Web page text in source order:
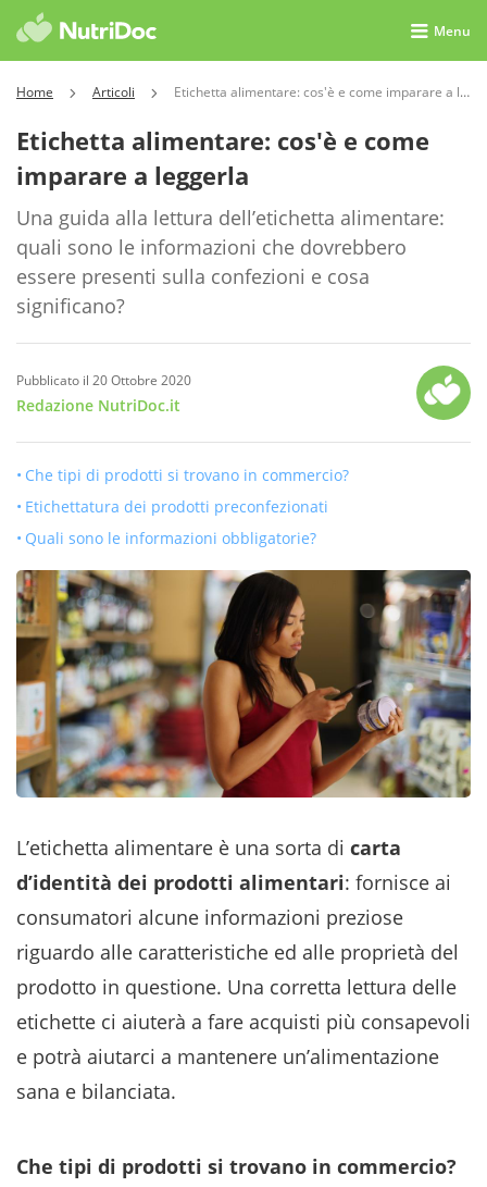
Menu
Home Articoli Etichetta alimentare: cos'è e come imparare a leggerla
Etichetta alimentare: cos'è e come
imparare a leggerla
Una guida alla lettura dell’etichetta alimentare:
quali sono le informazioni che dovrebbero
essere presenti sulla confezioni e cosa
significano?
Pubblicato il 20 Ottobre 2020
Redazione NutriDoc.it
Che tipi di prodotti si trovano in commercio?
Etichettatura dei prodotti preconfezionati
Quali sono le informazioni obbligatorie?
L’etichetta alimentare è una sorta di carta
d’identità dei prodotti alimentari: fornisce ai
consumatori alcune informazioni preziose
riguardo alle caratteristiche ed alle proprietà del
prodotto in questione. Una corretta lettura delle
etichette ci aiuterà a fare acquisti più consapevoli
e potrà aiutarci a mantenere un’alimentazione
sana e bilanciata.
Che tipi di prodotti si trovano in commercio?